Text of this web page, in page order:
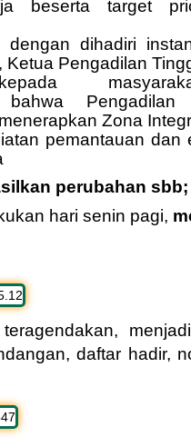
beserta target
dengan dihadiri
Pengadilan
kepada
Pengadilan
Zona
pemantauan dan
perubahan sbb;
hari senin pagi,
daftar hadir,